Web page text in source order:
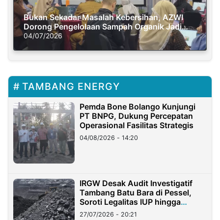
Bukan Sekadar Masalah Kebersihan, AZWI
Dorong Pengelolaan Sampah Organik Jadi
Solusi Krisis Iklim
04/07/2026
TAMBANG ENERGY
Pemda Bone Bolango Kunjungi
PT BNPG, Dukung Percepatan
Operasional Fasilitas Strategis
04/08/2026 - 14:20
IRGW Desak Audit Investigatif
Tambang Batu Bara di Pessel,
Soroti Legalitas IUP hingga
Stockpile
27/07/2026 - 20:21